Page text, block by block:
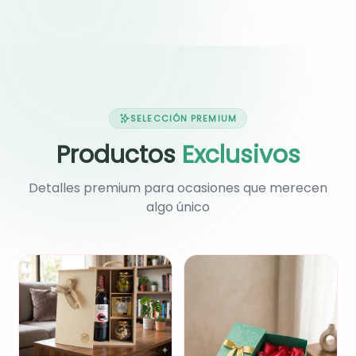
SELECCIÓN PREMIUM
Productos Exclusivos
Detalles premium para ocasiones que merecen
algo único